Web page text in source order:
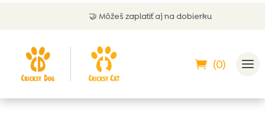
🤝 Môžeš zaplatiť aj na dobierku
(0)